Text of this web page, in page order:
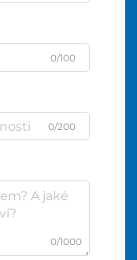
0/100
0/200
0/1000